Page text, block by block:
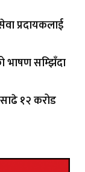
प्रदायकलाई
भाषण सम्झिँदा
१२ करोड